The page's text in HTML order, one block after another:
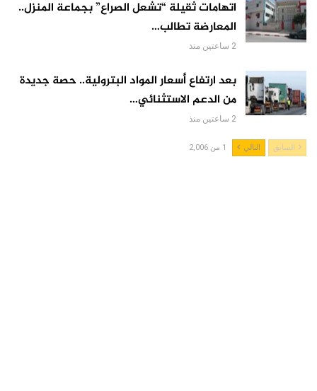
اتهامات ثقيلة “تشعل الصراع” بجماعة المنزل..
المعارضة تطالب…
2 ساعتين منذ
بعد ارتفاع أسعار المواد البترولية.. حصة جديدة
من الدعم الاستثنائي…
2 ساعتين منذ
السابق التالي 1 من 2,006